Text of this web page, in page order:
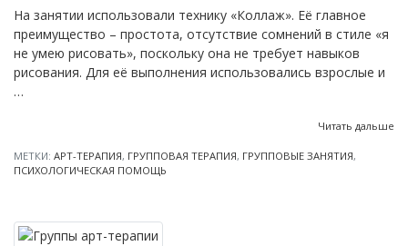
На занятии использовали технику «Коллаж». Её главное
преимущество – простота, отсутствие сомнений в стиле «я
не умею рисовать», поскольку она не требует навыков
рисования. Для её выполнения использовались взрослые и
…
Читать дальше
МЕТКИ: АРТ-ТЕРАПИЯ, ГРУППОВАЯ ТЕРАПИЯ, ГРУППОВЫЕ ЗАНЯТИЯ,
ПСИХОЛОГИЧЕСКАЯ ПОМОЩЬ